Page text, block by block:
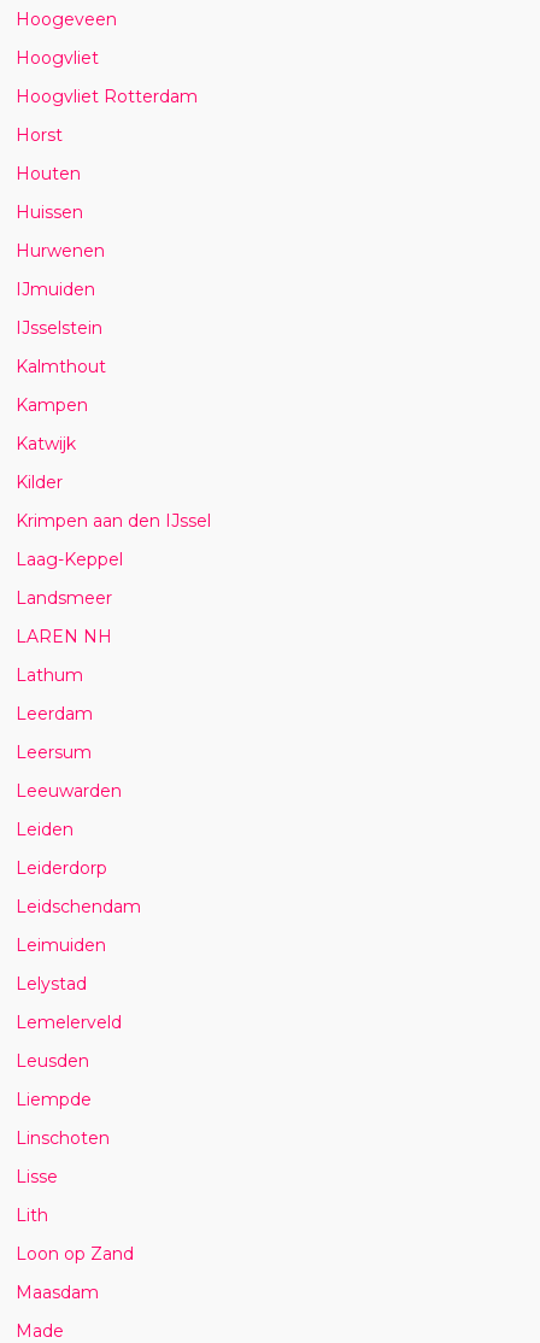
Hoogeveen
Hoogvliet
Hoogvliet Rotterdam
Horst
Houten
Huissen
Hurwenen
IJmuiden
IJsselstein
Kalmthout
Kampen
Katwijk
Kilder
Krimpen aan den IJssel
Laag-Keppel
Landsmeer
LAREN NH
Lathum
Leerdam
Leersum
Leeuwarden
Leiden
Leiderdorp
Leidschendam
Leimuiden
Lelystad
Lemelerveld
Leusden
Liempde
Linschoten
Lisse
Lith
Loon op Zand
Maasdam
Made